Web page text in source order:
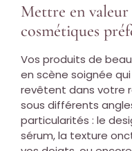
Mettre en
cosmétiques
Vos produits de
en scène soignée
revêtent dans votre
sous différents
particularités : le
sérum, la texture